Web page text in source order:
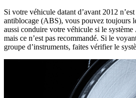
Si votre véhicule datant d’avant 2012
antiblocage (ABS), vous pouvez toujours
aussi conduire votre véhicule si le
mais ce n’est pas recommandé. Si le
groupe d’instruments, faites vérifier le